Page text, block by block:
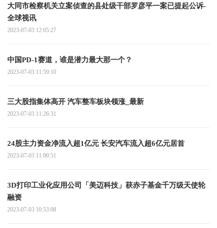
大同市检察机关立案侦查的县处级干部罗彦平一案已提起公诉-
全球视讯
2023-07-03 12:05:27
中国PD-1赛道，谁是潜力最大那一个？
2023-07-03 11:59:10
三大股指集体高开 汽车整车板块领涨_最新
2023-07-03 11:26:31
24股主力资金净流入超1亿元 长安汽车流入超6亿元居首
2023-07-03 11:00:51
3D打印工业化应用公司「美迈科技」获赤子基金千万级天使轮
融资
2023-07-03 10:53:08